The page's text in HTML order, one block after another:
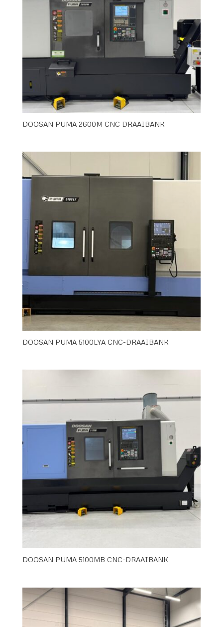
DOOSAN PUMA 2600M CNC DRAAIBANK
DOOSAN PUMA 5100LYA CNC-DRAAIBANK
DOOSAN PUMA 5100MB CNC-DRAAIBANK